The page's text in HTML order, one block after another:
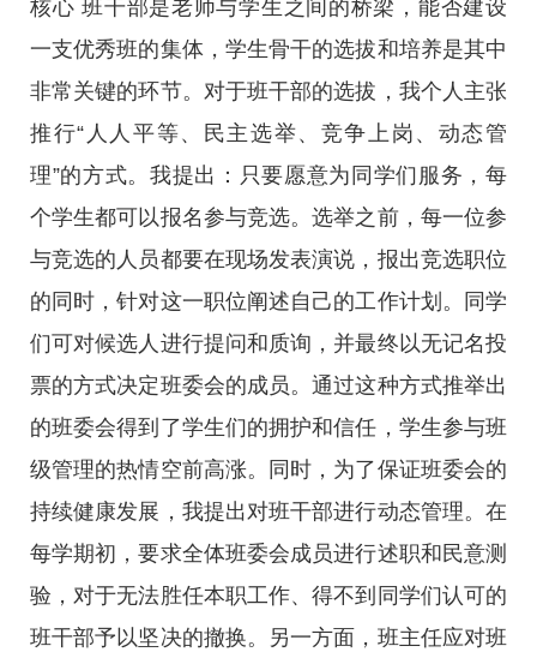
核心 班干部是老师与学生之间的桥梁，能否建设
一支优秀班的集体，学生骨干的选拔和培养是其中
非常关键的环节。对于班干部的选拔，我个人主张
推行“人人平等、民主选举、竞争上岗、动态管
理”的方式。我提出：只要愿意为同学们服务，每
个学生都可以报名参与竞选。选举之前，每一位参
与竞选的人员都要在现场发表演说，报出竞选职位
的同时，针对这一职位阐述自己的工作计划。同学
们可对候选人进行提问和质询，并最终以无记名投
票的方式决定班委会的成员。通过这种方式推举出
的班委会得到了学生们的拥护和信任，学生参与班
级管理的热情空前高涨。同时，为了保证班委会的
持续健康发展，我提出对班干部进行动态管理。在
每学期初，要求全体班委会成员进行述职和民意测
验，对于无法胜任本职工作、得不到同学们认可的
班干部予以坚决的撤换。另一方面，班主任应对班